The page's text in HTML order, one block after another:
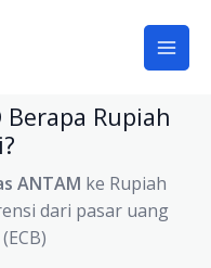
Berapa Rupiah
ANTAM ke Rupiah
dari pasar uang